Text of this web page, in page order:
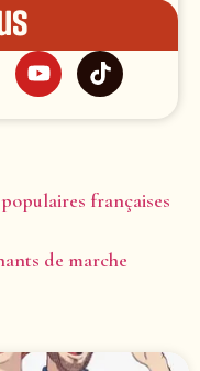
françaises
de marche